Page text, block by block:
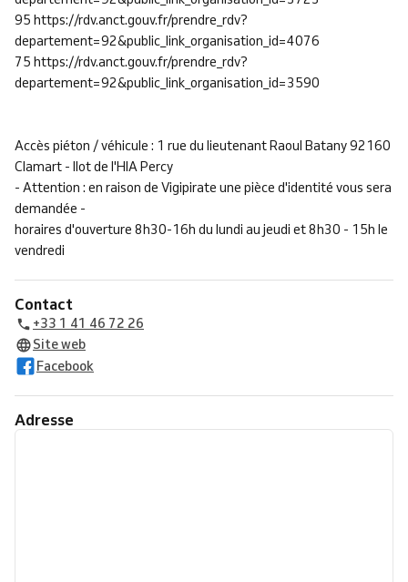
95 https://rdv.anct.gouv.fr/prendre_rdv?
departement=92&public_link_organisation_id=4076
75 https://rdv.anct.gouv.fr/prendre_rdv?
departement=92&public_link_organisation_id=3590
Accès piéton / véhicule : 1 rue du lieutenant Raoul Batany 92160
Clamart - Ilot de l'HIA Percy
- Attention : en raison de Vigipirate une pièce d'identité vous sera
demandée -
horaires d'ouverture 8h30-16h du lundi au jeudi et 8h30 - 15h le
vendredi
Contact
+33 1 41 46 72 26
Site web
Facebook
Adresse